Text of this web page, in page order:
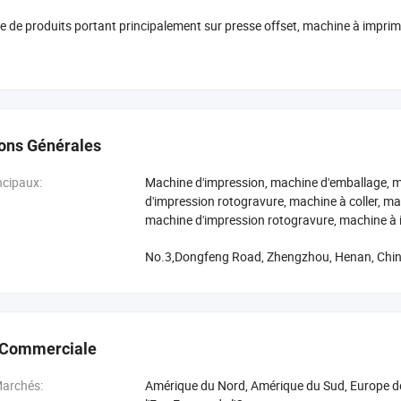
de produits portant principalement sur presse offset, machine à
de liaison double, de perforation de la machine, machine de
: nous cherchons constamment après plus de perfection.
Qualité, fiabilité, d'ouverture, l'internationalisation.
: nous prêter une attention particulière à chaque détail.
reconnaissants pour toute la confiance du client.
Générales
Machine d'impression, machine d'emballage,
d'impression rotogravure, machine à coller,
machine d'impression rotogravure, machine
No.3,Dongfeng Road, Zhengzhou, Henan,
Amérique du Nord, Amérique du Sud, Europe